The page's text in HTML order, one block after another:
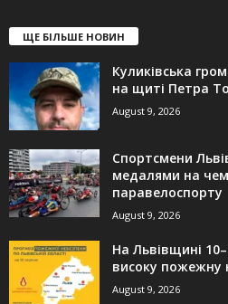
ЩЕ БІЛЬШЕ НОВИН
Куликівська
на щиті Петра
August 9, 2026
Спортсмени
медалями на
паравелоспорту
August 9, 2026
На Львівщині
високу пожежну
August 9, 2026